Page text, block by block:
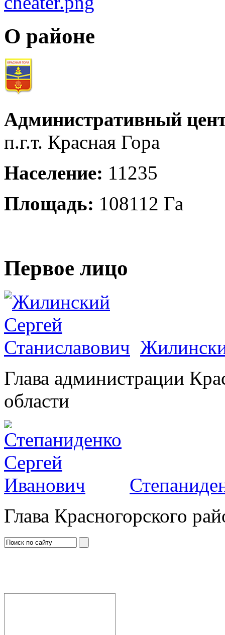
О районе
Административный
п.г.т. Красная Гора
Население: 11235
Площадь: 108112 Га
Первое лицо
Глава администрации
области
Глава Красногорского